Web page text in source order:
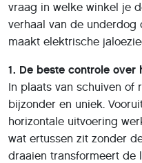
vraag in welke winkel je
verhaal van de underdog
maakt elektrische
1. De beste controle over
In plaats van schuiven of
bijzonder en uniek.
horizontale uitvoering
wat ertussen zit zonder
draaien transformeert de